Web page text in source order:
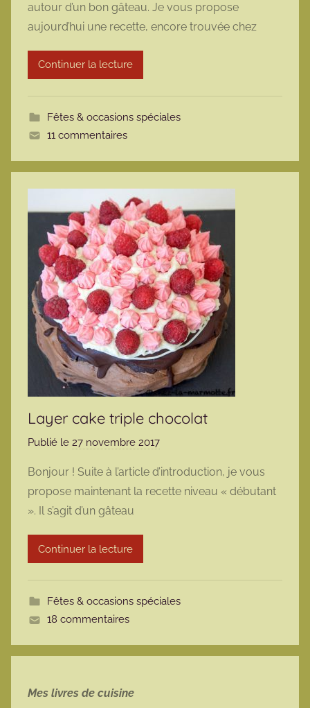
m
a
t
autour d’un bon gâteau. Je vous propose
aujourd’hui une recette, encore trouvée chez
Continuer la lecture
Fêtes & occasions spéciales
11 commentaires
Layer cake triple chocolat
Publié le 27 novembre 2017
r
m
t
Bonjour ! Suite à l’article d’introduction, je vous
propose maintenant la recette niveau « débutant
». Il s’agit d’un gâteau
Continuer la lecture
Fêtes & occasions spéciales
18 commentaires
Mes livres de cuisine